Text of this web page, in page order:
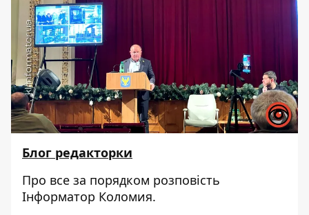
Блог редакторки
Про все за порядком розповість
Інформатор Коломия.